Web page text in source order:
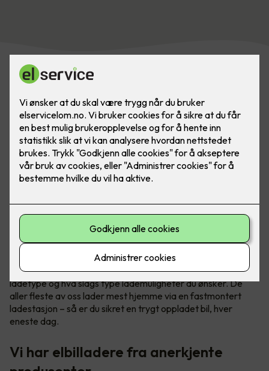
Bilde: Easee
Når du kjøper elbil har du et par ting å tenke på, blant annet
ladetype og hva slags type lademuligheter du ønsker. De
aller fleste av oss lader mest hjemme via en fastmontert
ladestasjon – så er du sikret en trygt oppladet bil, hver
eneste dag.
Vi har elbilladere fra anerkjente